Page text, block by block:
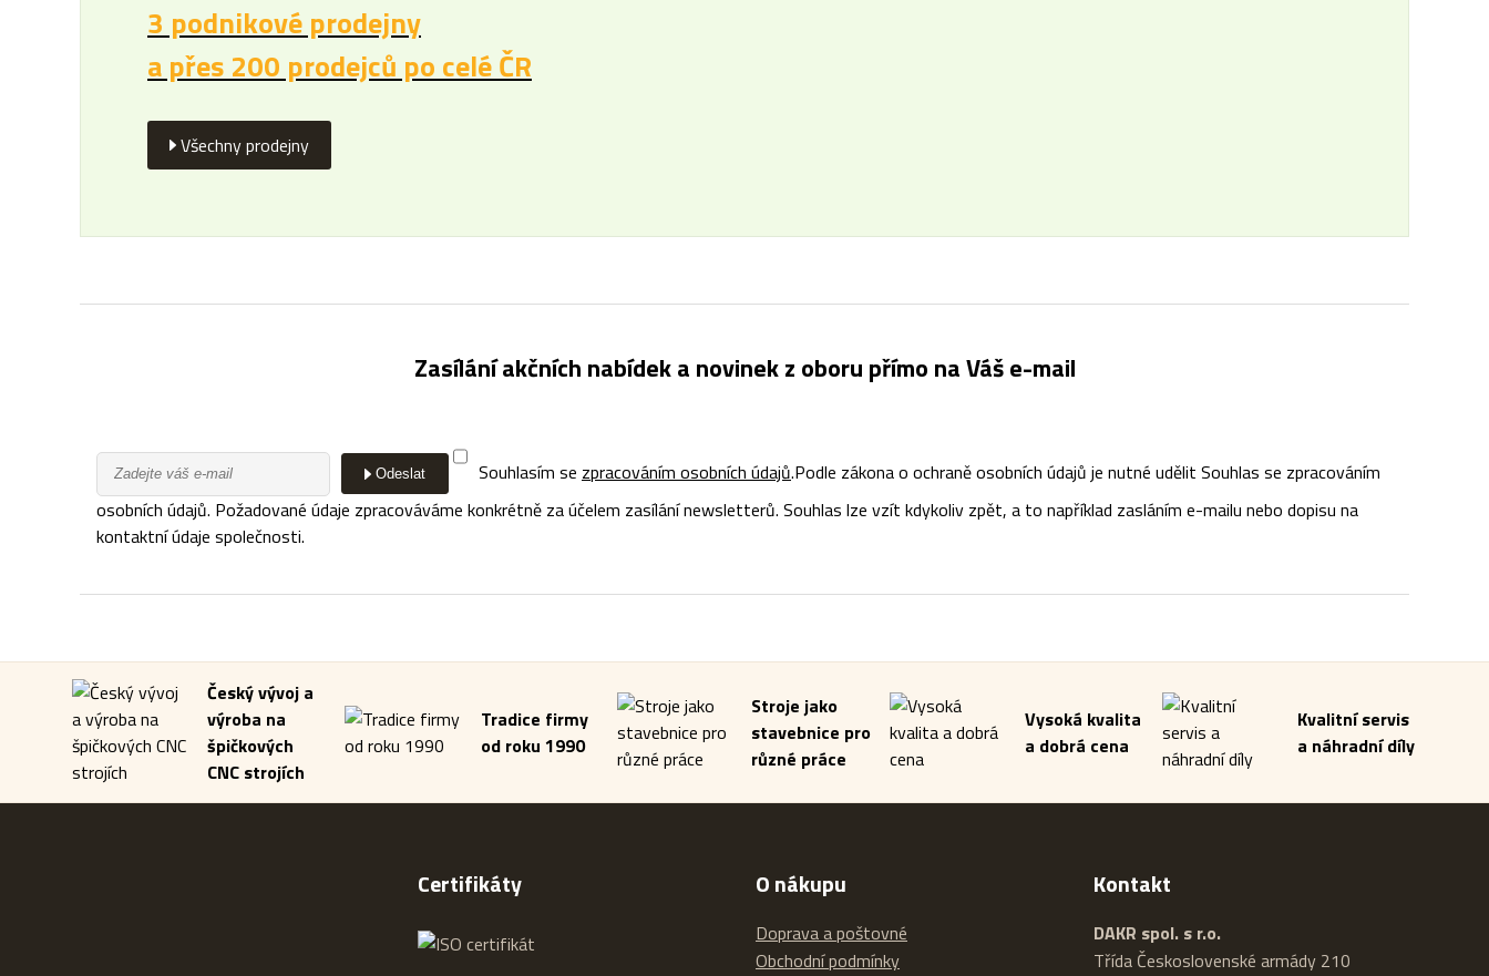
3 podnikové prodejny
a přes 200 prodejců po celé ČR
Všechny prodejny
Zasílání akčních nabídek a novinek z oboru přímo na Váš e-mail
Odeslat Souhlasím se zpracováním osobních údajů.Podle zákona o ochraně osobních údajů je nutné udělit Souhlas se zpracováním
osobních údajů. Požadované údaje zpracováváme konkrétně za účelem zasílání newsletterů. Souhlas lze vzít kdykoliv zpět, a to například zasláním e-mailu nebo dopisu na
kontaktní údaje společnosti.
Český vývoj a
výroba na
špičkových
CNC strojích
Tradice firmy
od roku 1990
Stroje jako
stavebnice pro
různé práce
Vysoká kvalita
a dobrá cena
Kvalitní servis
a náhradní díly
Certifikáty O nákupu
Doprava a poštovné
Obchodní podmínky
Kontakt
DAKR spol. s r.o.
Třída Československé armády 210